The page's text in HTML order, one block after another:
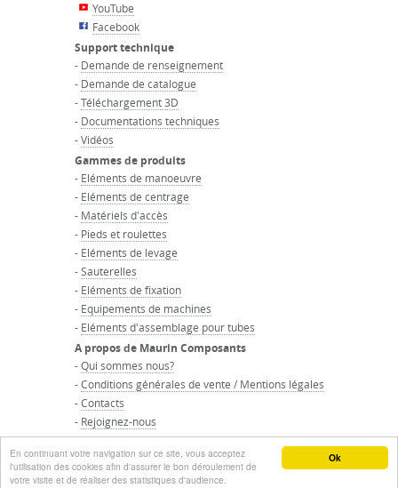
Ok
En continuant votre navigation sur ce site, vous acceptez
l'utilisation des cookies afin d'assurer le bon déroulement de
votre visite et de réaliser des statistiques d'audience.
YouTube
Facebook
Support technique
- Demande de renseignement
- Demande de catalogue
-Téléchargement 3D
- Documentations techniques
-Vidéos
Gammes de produits
- Eléments de manoeuvre
- Eléments de centrage
- Matériels d'accès
- Pieds et roulettes
- Eléments de levage
-Sauterelles
- Eléments de fixation
- Equipements de machines
- Eléments d'assemblage pour tubes
A propos de Maurin Composants
-Qui sommes nous?
-Conditions générales de vente / Mentions légales
-Contacts
- Rejoignez-nous
-Accueil du groupe Maurin
© GROUPE MAURIN - Tous droits réservés